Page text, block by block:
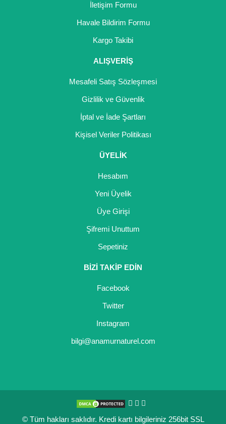
İletişim Formu
Havale Bildirim Formu
Kargo Takibi
ALIŞVERİŞ
Mesafeli Satış Sözleşmesi
Gizlilik ve Güvenlik
İptal ve İade Şartları
Kişisel Veriler Politikası
ÜYELİK
Hesabım
Yeni Üyelik
Üye Girişi
Şifremi Unuttum
Sepetiniz
BİZİ TAKİP EDİN
Facebook
Twitter
Instagram
bilgi@anamurnaturel.com
© Tüm hakları saklıdır. Kredi kartı bilgileriniz 256bit SSL